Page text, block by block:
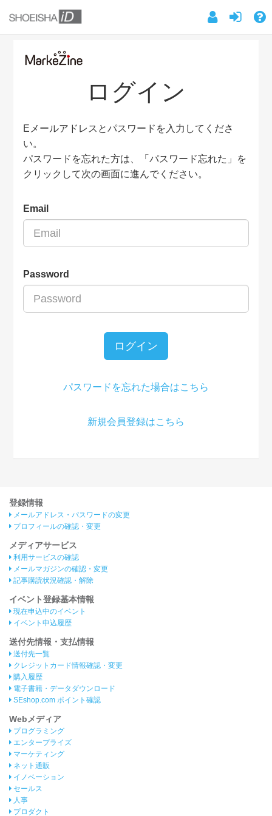
ログイン
Eメールアドレスとパスワードを入力してくださ
い。
パスワードを忘れた方は、「パスワード忘れた」を
クリックして次の画面に進んでください。
Email
Password
ログイン
パスワードを忘れた場合はこちら
新規会員登録はこちら
登録情報
メールアドレス・パスワードの変更
プロフィールの確認・変更
メディアサービス
利用サービスの確認
メールマガジンの確認・変更
記事購読状況確認・解除
イベント登録基本情報
現在申込中のイベント
イベント申込履歴
送付先情報・支払情報
送付先一覧
クレジットカード情報確認・変更
購入履歴
電子書籍・データダウンロード
SEshop.com ポイント確認
Webメディア
プログラミング
エンタープライズ
マーケティング
ネット通販
イノベーション
セールス
人事
プロダクト